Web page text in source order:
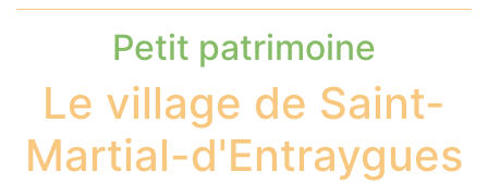
Petit patrimoine
Le village de Saint-
Martial-d'Entraygues